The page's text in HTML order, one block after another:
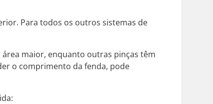
Para todos os outros sistemas de
maior, enquanto outras pinças têm
o comprimento da fenda, pode